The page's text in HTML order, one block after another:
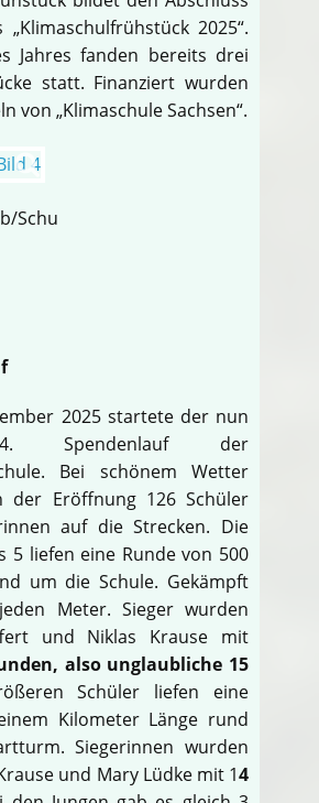
„Klimaschulfrühstück 2025“.
Jahres fanden bereits drei
statt. Finanziert wurden
von „Klimaschule Sachsen“.
Schu
2025 startete der nun
Spendenlauf der
Bei schönem Wetter
der Eröffnung 126 Schüler
auf die Strecken. Die
5 liefen eine Runde von 500
um die Schule. Gekämpft
Meter. Sieger wurden
und Niklas Krause mit
also unglaubliche 15
Schüler liefen eine
Kilometer Länge rund
Siegerinnen wurden
und Mary Lüdke mit 14